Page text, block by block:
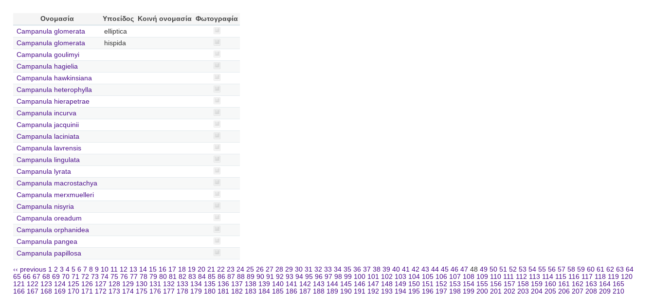
Ονομασία Υποείδος Κοινή ονομασία Φωτογραφία
Campanula glomerata
elliptica
Campanula glomerata
hispida
Campanula goulimyi
Campanula hagielia
Campanula hawkinsiana
Campanula heterophylla
Campanula hierapetrae
Campanula incurva
Campanula jacquinii
Campanula laciniata
Campanula lavrensis
Campanula lingulata
Campanula lyrata
Campanula macrostachya
Campanula merxmuelleri
Campanula nisyria
Campanula oreadum
Campanula orphanidea
Campanula pangea
Campanula papillosa
‹‹ previous 1 2 3 4 5 6 7 8 9 10 11 12 13 14 15 16 17 18 19 20 21 22 23 24 25 26 27 28 29 30 31 32 33 34 35 36 37 38 39 40 41 42 43 44 45 46 47 48 49 50 51 52 53 54 55 56 57 58 59 60 61 62 63 64
65 66 67 68 69 70 71 72 73 74 75 76 77 78 79 80 81 82 83 84 85 86 87 88 89 90 91 92 93 94 95 96 97 98 99 100 101 102 103 104 105 106 107 108 109 110 111 112 113 114 115 116 117 118 119 120
121 122 123 124 125 126 127 128 129 130 131 132 133 134 135 136 137 138 139 140 141 142 143 144 145 146 147 148 149 150 151 152 153 154 155 156 157 158 159 160 161 162 163 164 165
166 167 168 169 170 171 172 173 174 175 176 177 178 179 180 181 182 183 184 185 186 187 188 189 190 191 192 193 194 195 196 197 198 199 200 201 202 203 204 205 206 207 208 209 210